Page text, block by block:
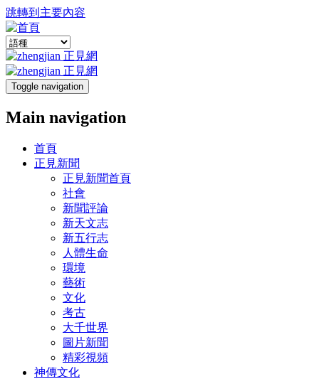
跳轉到主要內容
Toggle navigation
Main navigation
首頁
正見新聞
正見新聞首頁
社會
新聞評論
新天文志
新五行志
人體生命
環境
藝術
文化
考古
大千世界
圖片新聞
精彩視頻
神傳文化